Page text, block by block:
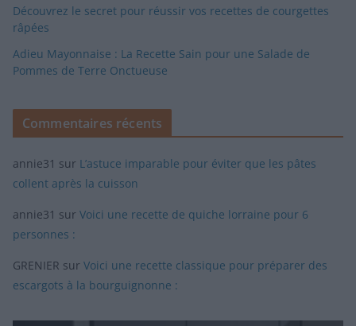
Découvrez le secret pour réussir vos recettes de courgettes
râpées
Adieu Mayonnaise : La Recette Sain pour une Salade de
Pommes de Terre Onctueuse
Commentaires récents
annie31 sur L’astuce imparable pour éviter que les pâtes
collent après la cuisson
annie31 sur Voici une recette de quiche lorraine pour 6
personnes :
GRENIER sur Voici une recette classique pour préparer des
escargots à la bourguignonne :